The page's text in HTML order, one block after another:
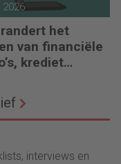
2026
het
van financiële
krediet
op crises
interviews en